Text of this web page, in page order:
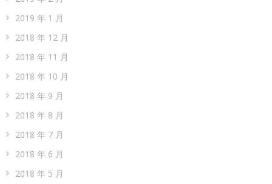
2019 年 1 月
2018 年 12 月
2018 年 11 月
2018 年 10 月
2018 年 9 月
2018 年 8 月
2018 年 7 月
2018 年 6 月
2018 年 5 月